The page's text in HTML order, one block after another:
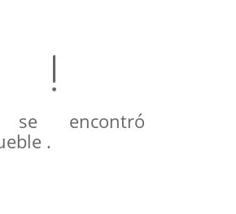
se encontró
.